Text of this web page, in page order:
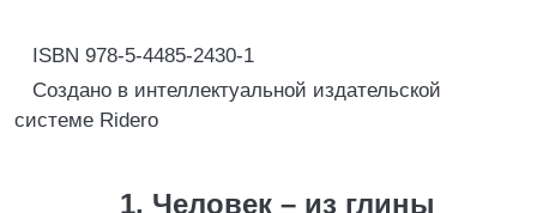
ISBN 978-5-4485-2430-1
Создано в интеллектуальной издательской
системе Ridero
1. Человек – из глины